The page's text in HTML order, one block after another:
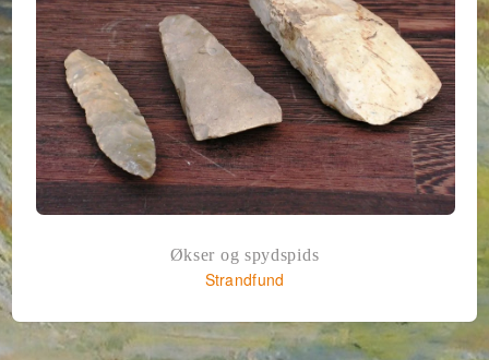
Økser og spydspids
Strandfund